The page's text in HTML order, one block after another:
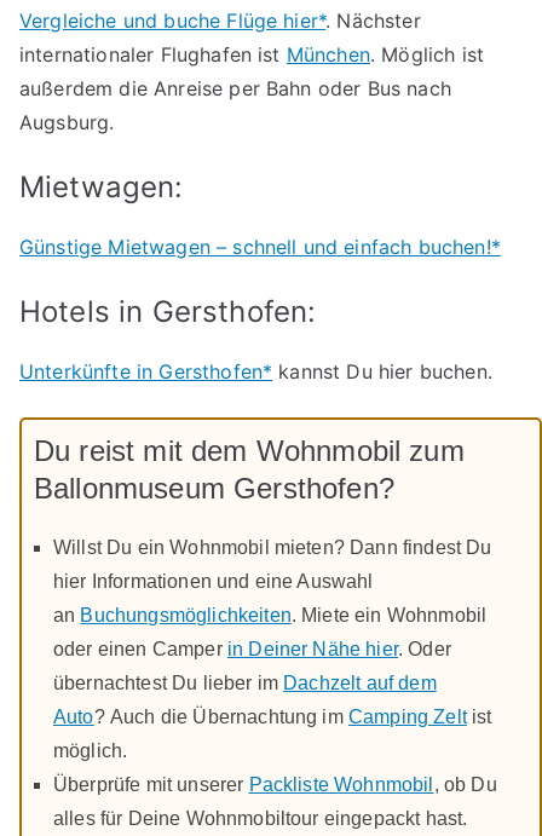
Vergleiche und buche Flüge hier*. Nächster
internationaler Flughafen ist München. Möglich ist
außerdem die Anreise per Bahn oder Bus nach
Augsburg.
Mietwagen:
Günstige Mietwagen – schnell und einfach buchen!*
Hotels in Gersthofen:
Unterkünfte in Gersthofen* kannst Du hier buchen.
Du reist mit dem Wohnmobil zum
Ballonmuseum Gersthofen?
Willst Du ein Wohnmobil mieten? Dann findest Du
hier Informationen und eine Auswahl
an Buchungsmöglichkeiten. Miete ein Wohnmobil
oder einen Camper in Deiner Nähe hier. Oder
übernachtest Du lieber im Dachzelt auf dem
Auto? Auch die Übernachtung im Camping Zeltist
möglich.
Überprüfe mit unserer Packliste Wohnmobil , ob Du
alles für Deine Wohnmobiltour eingepackt hast.